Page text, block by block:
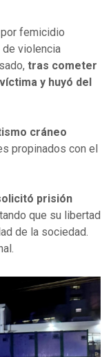
femicidio
de violencia
tras cometer
y huyó del
cráneo
propinados con el
prisión
que su libertad
de la sociedad.